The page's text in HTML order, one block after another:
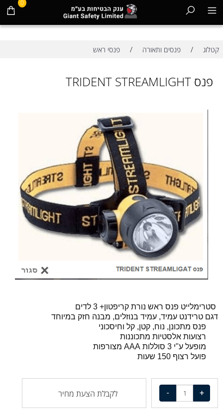
0
קטלוג / פנסים ותאורה / פנסי ראש
פנס TRIDENT STREAMLIGHT
סטרימלייט פנס ראש נורת קריפטון+ 3 לדים
דגם טרידנט עמיד, עמיד בנוזלים, מבנה חזק במיוחד
פנס מתכונן, נוח, קטן, קל וחיסכוני
רצועות אלסטיות מתכוננות
מופעל ע"י 3 סוללות
מצורפות
פועל רצוף 150 שעות
לקבלת הצעת מחיר